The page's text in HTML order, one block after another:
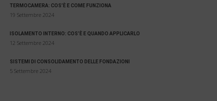
TERMOCAMERA: COS’È E COME FUNZIONA
19 Settembre 2024
ISOLAMENTO INTERNO: COS’È E QUANDO APPLICARLO
12 Settembre 2024
SISTEMI DI CONSOLIDAMENTO DELLE FONDAZIONI
5 Settembre 2024